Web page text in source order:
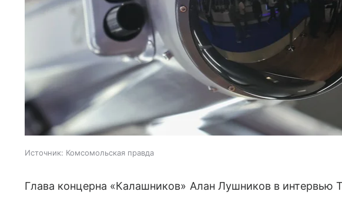
Источник: Комсомольская правда
Глава концерна «Калашников» Алан Лушников в интервью